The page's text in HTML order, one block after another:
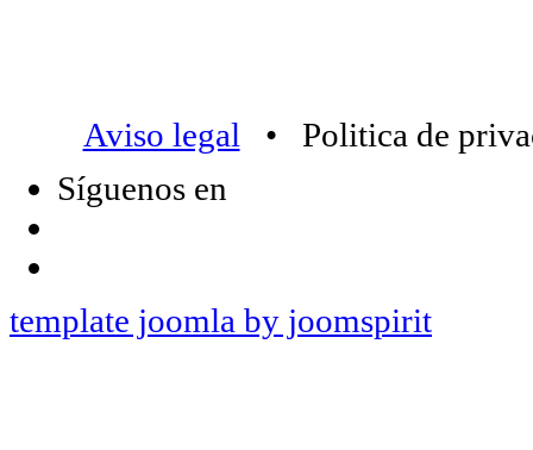
Aviso legal • Politica de
Síguenos en
template joomla by joomspirit